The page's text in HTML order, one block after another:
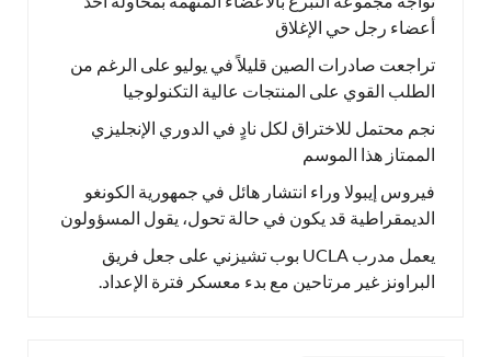
أعضاء رجل حي الإغلاق
تراجعت صادرات الصين قليلاً في يوليو على الرغم من
الطلب القوي على المنتجات عالية التكنولوجيا
نجم محتمل للاختراق لكل نادٍ في الدوري الإنجليزي
الممتاز هذا الموسم
فيروس إيبولا وراء انتشار هائل في جمهورية الكونغو
الديمقراطية قد يكون في حالة تحول، يقول المسؤولون
يعمل مدرب UCLA بوب تشيزني على جعل فريق
البراونز غير مرتاحين مع بدء معسكر فترة الإعداد.